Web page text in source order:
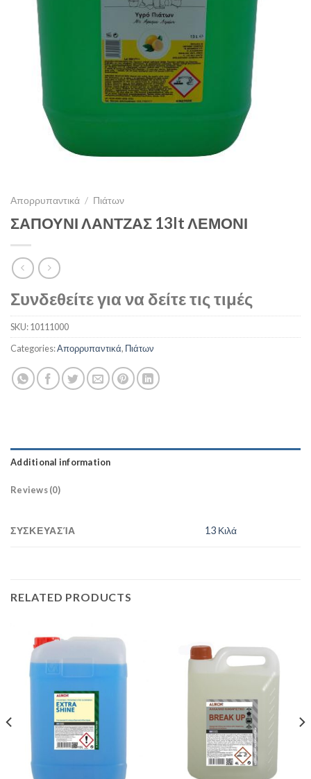
Απορρυπαντικά / Πιάτων
ΣΑΠΟΥΝΙ ΛΑΝΤΖΑΣ 13lt ΛΕΜΟΝΙ
Συνδεθείτε για να δείτε τις τιμές
SKU:10111000
Categories:Απορρυπαντικά, Πιάτων
Additional information
Reviews (0)
ΣΥΣΚΕΥΑΣΊΑ 13 Κιλά
RELATED PRODUCTS